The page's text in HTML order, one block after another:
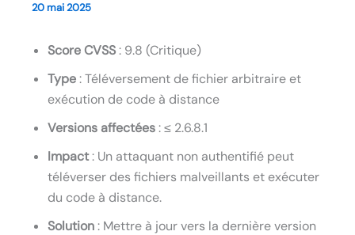
20 mai 2025
Score CVSS: 9.8 (Critique)
Type: Téléversement de fichier arbitraire et
exécution de code à distance
Versions affectées: ≤ 2.6.8.1
Impact: Un attaquant non authentifié peut
téléverser des fichiers malveillants et exécuter
du code à distance.
Solution: Mettre à jour vers la dernière version